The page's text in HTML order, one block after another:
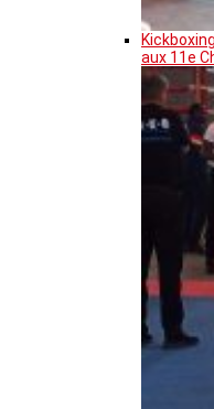
aux 11e